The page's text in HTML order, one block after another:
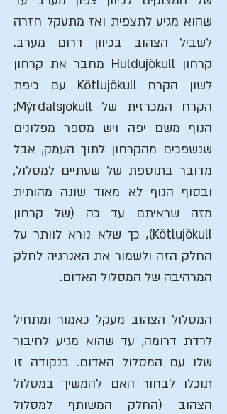
שהוא מגיע לתצפית ואז מתעקל חזרה
לשביל הצהוב בכיוון דרום מערב.
קרחון Huldujökull מחבר את קרחון
לשון הקרח Kötlujökull עם כיפת
הקרח המכרזית של Mýrdalsjökull;
הנוף משם יפה ויש מספר מפלונים
שנשפכים מהקרחון לתוך העמק, אבל
מדובר בתוספת של שעתיים למסלול,
ובסוף הנוף לא מאוד שונה מהותית
מזה שראיתם עד כה (של קרחון
Kötlujökull), כך שלא נורא לוותר על
החלק הזה ולשמור את האנרגיה לחלק
המרהיבה של המסלול האדום.
המסלול הצהוב מעקל כאמור ומתחיל
לרדת דרומה, עד שהוא מגיע לחיבור
שלו עם המסלול האדום. בנקודה זו
תוכלו לבחור האם להמשיך במסלול
הצהוב (החלק המשותף למסלול